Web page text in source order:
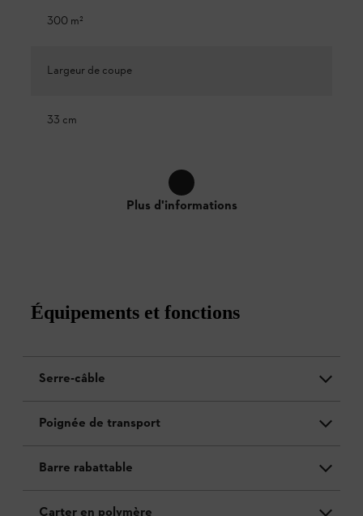
300 m²
Largeur de coupe
33 cm
Plus d'informations
Équipements et fonctions
Serre-câble
Poignée de transport
Barre rabattable